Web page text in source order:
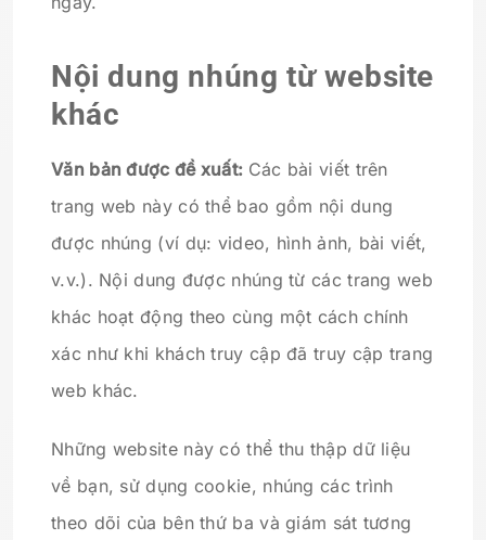
Nội dung nhúng từ website
khác
Văn bản được đề xuất: Các bài viết trên
trang web này có thể bao gồm nội dung
được nhúng (ví dụ: video, hình ảnh, bài viết,
v.v.). Nội dung được nhúng từ các trang web
khác hoạt động theo cùng một cách chính
xác như khi khách truy cập đã truy cập trang
web khác.
Những website này có thể thu thập dữ liệu
về bạn, sử dụng cookie, nhúng các trình
theo dõi của bên thứ ba và giám sát tương